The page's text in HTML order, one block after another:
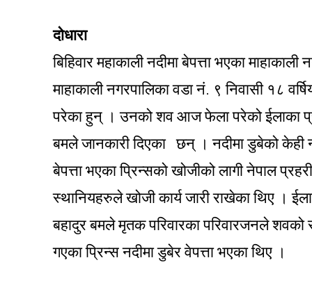
दोधारा
बिहिवार महाकाली नदीमा बेपत्ता भएका
माहाकाली नगरपालिका वडा नं. ९ निवासी १८
परेका हुन् । उनको शव आज फेला परेको ईलाका
बमले जानकारी दिएका छन् । नदीमा डुबेको
बेपत्ता भएका प्रिन्सको खोजीको लागी नेपाल
स्थानियहरुले खोजी कार्य जारी राखेका थिए ।
बहादुर बमले मृतक परिवारका परिवारजनले
गएका प्रिन्स नदीमा डुबेर वेपत्ता भएका थिए ।